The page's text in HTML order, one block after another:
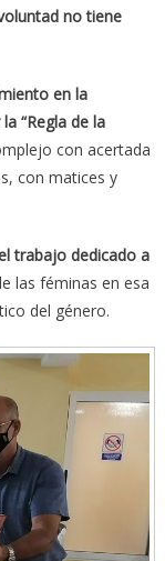
no tiene
en la
“Regla de la
con acertada
con matices y
trabajo dedicado a
las féminas en esa
del género.